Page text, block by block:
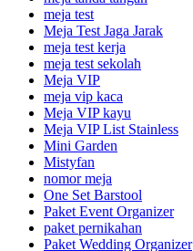
meja test
Meja Test Jaga Jarak
meja test kerja
meja test sekolah
Meja VIP
meja vip kaca
Meja VIP kayu
Meja VIP List Stainless
Mini Garden
Mistyfan
nomor meja
One Set Barstool
Paket Event Organizer
paket pernikahan
Paket Wedding Organizer